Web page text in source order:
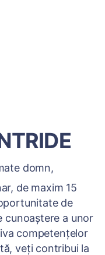
domn,
de maxim 15
de
cunoaștere a unor
competențelor
veți contribui la